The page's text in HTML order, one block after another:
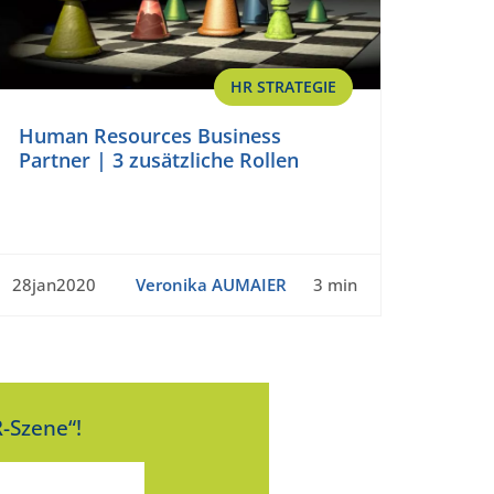
HR STRATEGIE
Human Resources Business
Partner | 3 zusätzliche Rollen
28jan2020 Veronika AUMAIER 3 min